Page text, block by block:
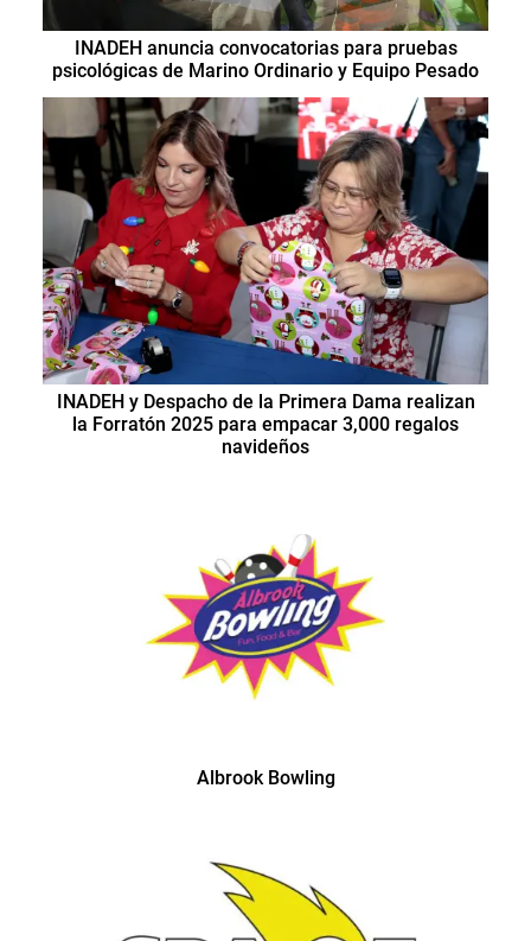
INADEH anuncia convocatorias para pruebas
psicológicas de Marino Ordinario y Equipo Pesado
INADEH y Despacho de la Primera Dama realizan
la Forratón 2025 para empacar 3,000 regalos
navideños
Albrook Bowling